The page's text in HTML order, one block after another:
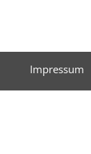
Impressum